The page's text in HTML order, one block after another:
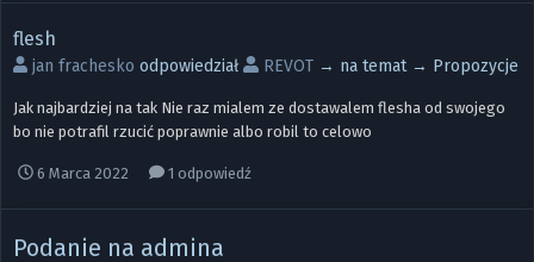
flesh
jan frachesko odpowiedział REVOT→ na temat → Propozycje
Jak najbardziej na tak Nie raz mialem ze dostawalem flesha od swojego
bo nie potrafil rzucić poprawnie albo robil to celowo
6 Marca 2022 1 odpowiedź
Podanie na admina